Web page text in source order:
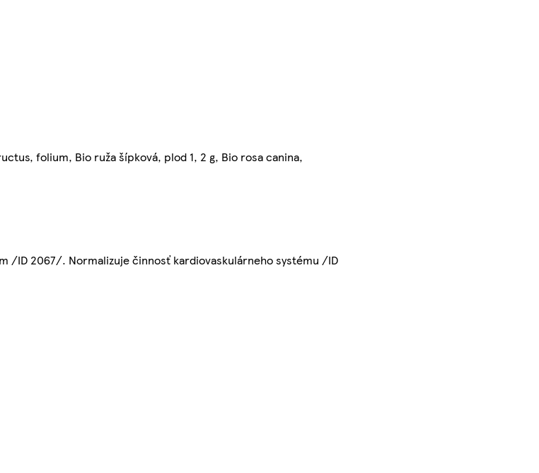
folium, Bio ruža šípková, plod 1, 2 g, Bio rosa canina,
/ID 2067/. Normalizuje činnosť kardiovaskulárneho systému /ID